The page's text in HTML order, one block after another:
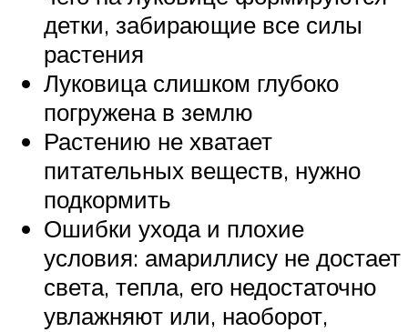
детки, забирающие все силы
растения
Луковица слишком глубоко
погружена в землю
Растению не хватает
питательных веществ, нужно
подкормить
Ошибки ухода и плохие
условия: амариллису не достает
света, тепла, его недостаточно
увлажняют или, наоборот,